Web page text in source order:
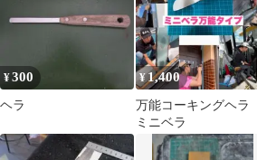
¥300
ヘラ
¥1,400
万能コーキングヘラ
ミニベラ